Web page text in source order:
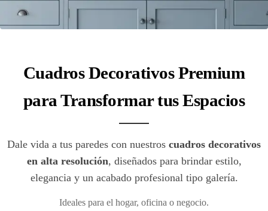
Cuadros Decorativos Premium
para Transformar tus Espacios
Dale vida a tus paredes con nuestros cuadros decorativos
en alta resolución, diseñados para brindar estilo,
elegancia y un acabado profesional tipo galería.
Ideales para el hogar, oficina o negocio.